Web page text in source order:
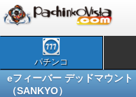
パチンコ
eフィーバー デッドマウン
（SANKYO）